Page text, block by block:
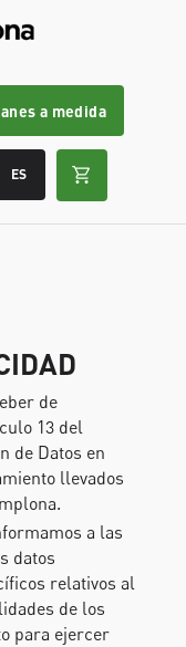
a medida
ES
de
13 del
de Datos en
llevados
a las
datos
relativos al
de los
para ejercer